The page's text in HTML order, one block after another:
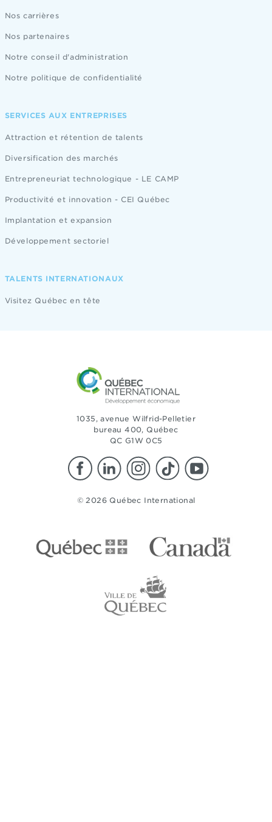
Nos carrières
Nos partenaires
Notre conseil d'administration
Notre politique de confidentialité
SERVICES AUX ENTREPRISES
Attraction et rétention de talents
Diversification des marchés
Entrepreneuriat technologique - LE CAMP
Productivité et innovation - CEI Québec
Implantation et expansion
Développement sectoriel
TALENTS INTERNATIONAUX
Visitez Québec en tête
1035, avenue Wilfrid-Pelletier
bureau 400, Québec
QC G1W 0C5
© 2026 Québec International